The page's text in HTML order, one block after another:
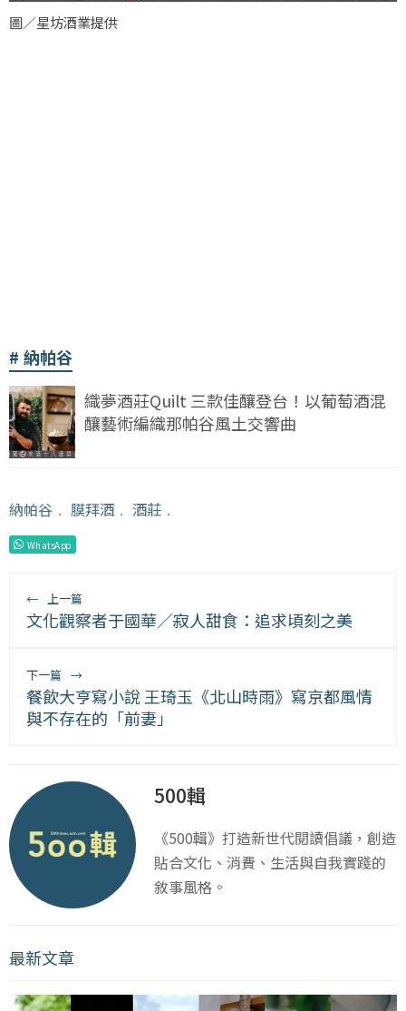
圖／星坊酒業提供
納帕谷
織夢酒莊Quilt 三款佳釀登台！以葡萄酒混
釀藝術編織那帕谷風土交響曲
納帕谷 ﹒ 膜拜酒 ﹒ 酒莊 ﹒
WhatsApp
← 上一篇
文化觀察者于國華／寂人甜食：追求頃刻之美
下一篇 →
餐飲大亨寫小說 王琦玉《北山時雨》寫京都風情
與不存在的「前妻」
500輯
《500輯》打造新世代閱讀倡議，創造
貼合文化、消費、生活與自我實踐的
敘事風格。
最新文章